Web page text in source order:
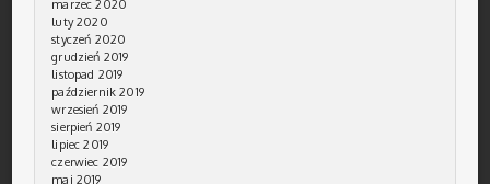
marzec 2020
luty 2020
styczeń 2020
grudzień 2019
listopad 2019
październik 2019
wrzesień 2019
sierpień 2019
lipiec 2019
czerwiec 2019
maj 2019